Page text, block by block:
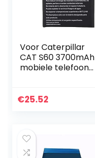
Voor Caterpillar
CAT S60 3700mAh
mobiele telefoon
hoogwaardige
€25.52